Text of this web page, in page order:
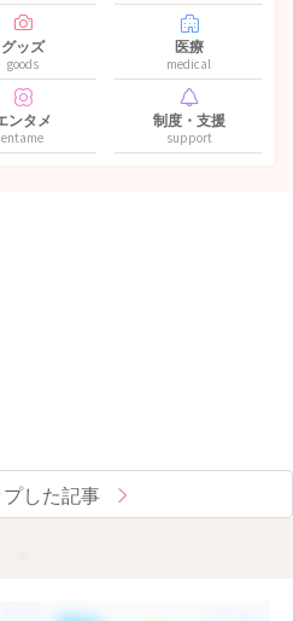
グッズ
goods
医療
medical
ンタメ
entame
制度・支援
support
した記事